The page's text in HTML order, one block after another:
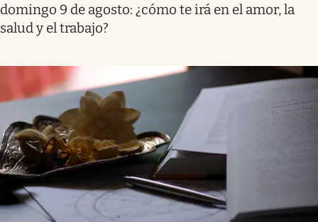
domingo 9 de agosto: ¿cómo te irá en el amor, la
salud y el trabajo?